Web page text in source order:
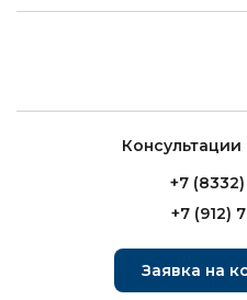
+7
+7 (912)
Заявка на